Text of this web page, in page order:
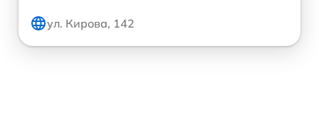
ул. Кирова, 142